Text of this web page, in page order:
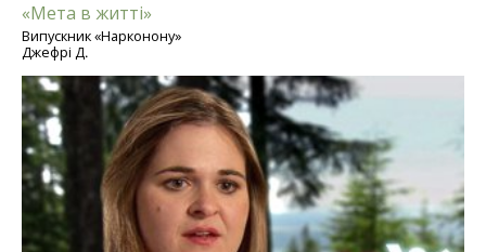
«Мета в житті»
Випускник «Нарконону»
Джефрі Д.